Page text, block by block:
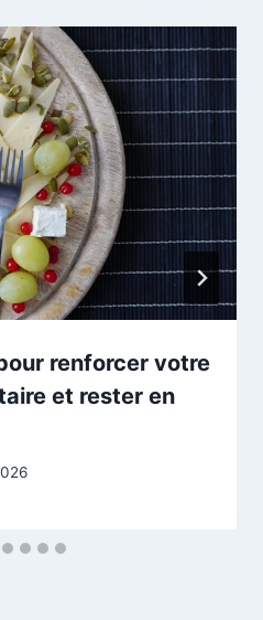
renforcer votre
et rester en